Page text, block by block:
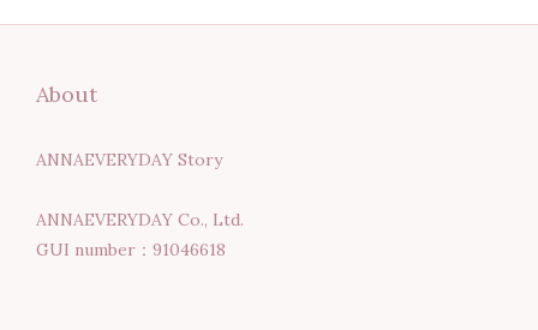
About
ANNAEVERYDAY Story
ANNAEVERYDAY Co., Ltd.
GUI number：91046618